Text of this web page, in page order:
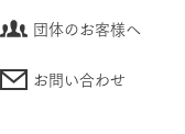
団体のお客様へ
お問い合わせ